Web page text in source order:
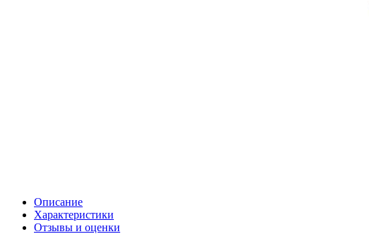
Описание
Характеристики
Отзывы и оценки